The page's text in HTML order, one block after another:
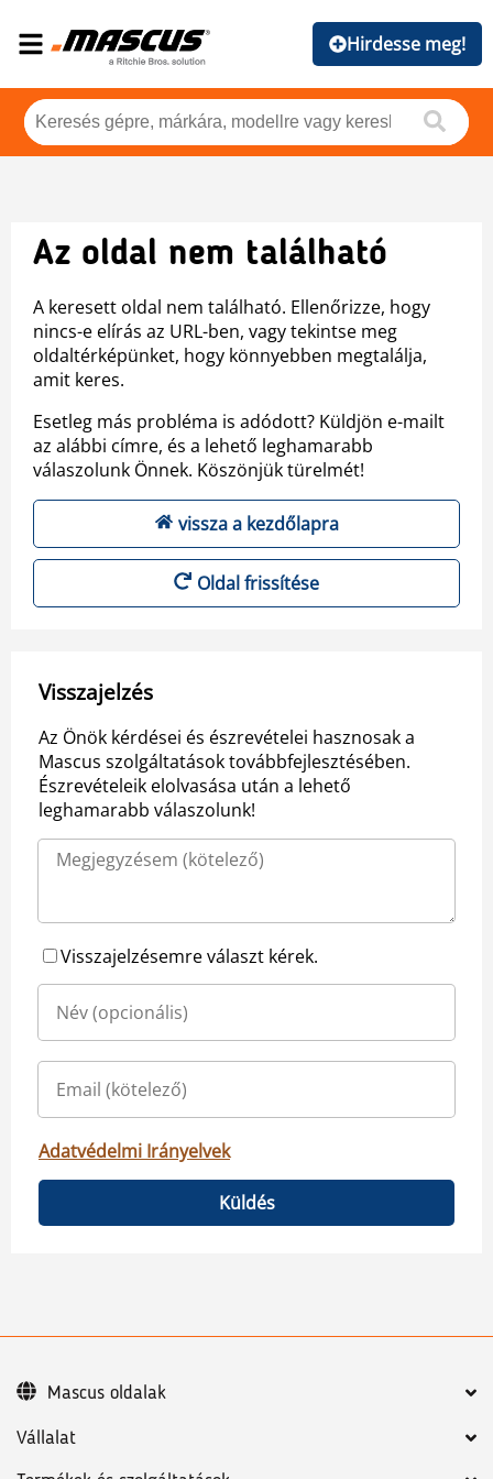
Hirdesse meg!
Az oldal nem található
A keresett oldal nem található. Ellenőrizze, hogy
nincs-e elírás az URL-ben, vagy tekintse meg
oldaltérképünket, hogy könnyebben megtalálja,
amit keres.
Esetleg más probléma is adódott? Küldjön e-mailt
az alábbi címre, és a lehető leghamarabb
válaszolunk Önnek. Köszönjük türelmét!
vissza a kezdőlapra
Oldal frissítése
Visszajelzés
Az Önök kérdései és észrevételei hasznosak a
Mascus szolgáltatások továbbfejlesztésében.
Észrevételeik elolvasása után a lehető
leghamarabb válaszolunk!
Visszajelzésemre választ kérek.
Adatvédelmi Irányelvek
Küldés
Vállalat
Mascus oldalak